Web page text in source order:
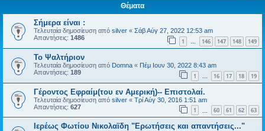
Θέματα
Σήμερα είναι :
Τελευταία δημοσίευση από silver « Σάβ Αύγ 27, 2022 12:53 am
Απαντήσεις: 1486 1 … 146 147 148 149
Το Ψαλτήριον
Τελευταία δημοσίευση από Domna « Πέμ Ιουν 30, 2022 8:43 am
Απαντήσεις: 189 1 … 16 17 18 19
Γέροντος Εφραίμ(του εν Αμερική)-- Επιστολαί.
Τελευταία δημοσίευση από silver « Τρί Αύγ 30, 2016 1:51 am
Απαντήσεις: 627 1 60 61 62 63
Ιερέως Φωτίου Νικολαϊδη "Ερωτήσεις και απαντήσεις..."